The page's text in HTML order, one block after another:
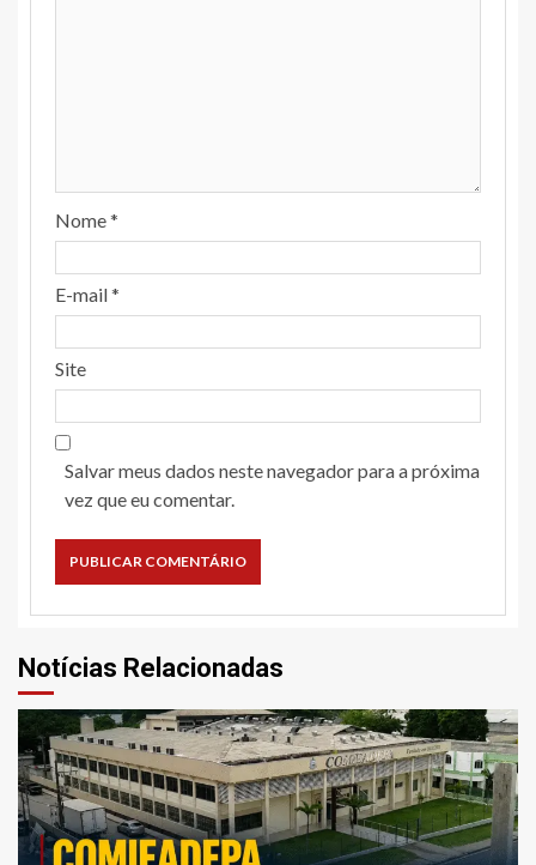
Nome*
E-mail*
Site
Salvar meus dados neste navegador para a próxima
vez que eu comentar.
Notícias Relacionadas